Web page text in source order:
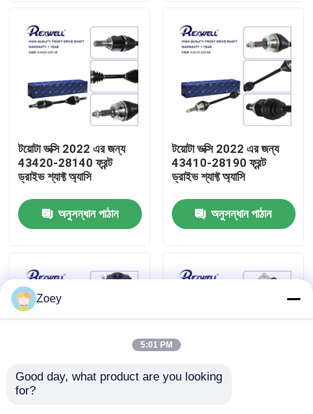
পণ্য
ভিডিও
আমাদের সম্বন্ধে
কারখানা পরিদর্শন
গুণমান নিয়ন্ত্রণ
আমাদের সাথে যোগাযোগ
খবর
টয়োটা ভক্সি 2022 এর জন্য
43420-28140 ফ্রন্ট
ড্রাইভ শ্যাফ্ট অ্যাসি
অনুসন্ধান পাঠান
টয়োটা ভক্সি 2022 এর জন্য
43410-28190 ফ্রন্ট
ড্রাইভ শ্যাফ্ট অ্যাসি
অনুসন্ধান পাঠান
36410-34015 36410-
Zoey
5:01 PM
Good day, what product are you looking
for?